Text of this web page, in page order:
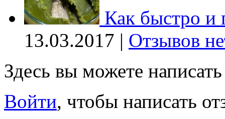
Как быстро и
13.03.2017 | Отзывов
Здесь вы можете
Войти, чтобы написать